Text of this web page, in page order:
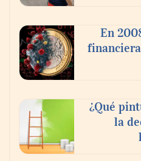
Aspectos importantes
En
¿Qué
la